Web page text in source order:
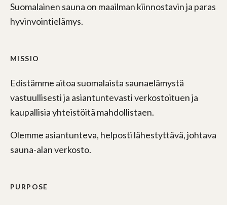
Suomalainen sauna on maailman kiinnostavin ja paras
hyvinvointielämys.
MISSIO
Edistämme aitoa suomalaista saunaelämystä
vastuullisesti ja asiantuntevasti verkostoituen ja
kaupallisia yhteistöitä mahdollistaen.
Olemme asiantunteva, helposti lähestyttävä, johtava
sauna-alan verkosto.
PURPOSE